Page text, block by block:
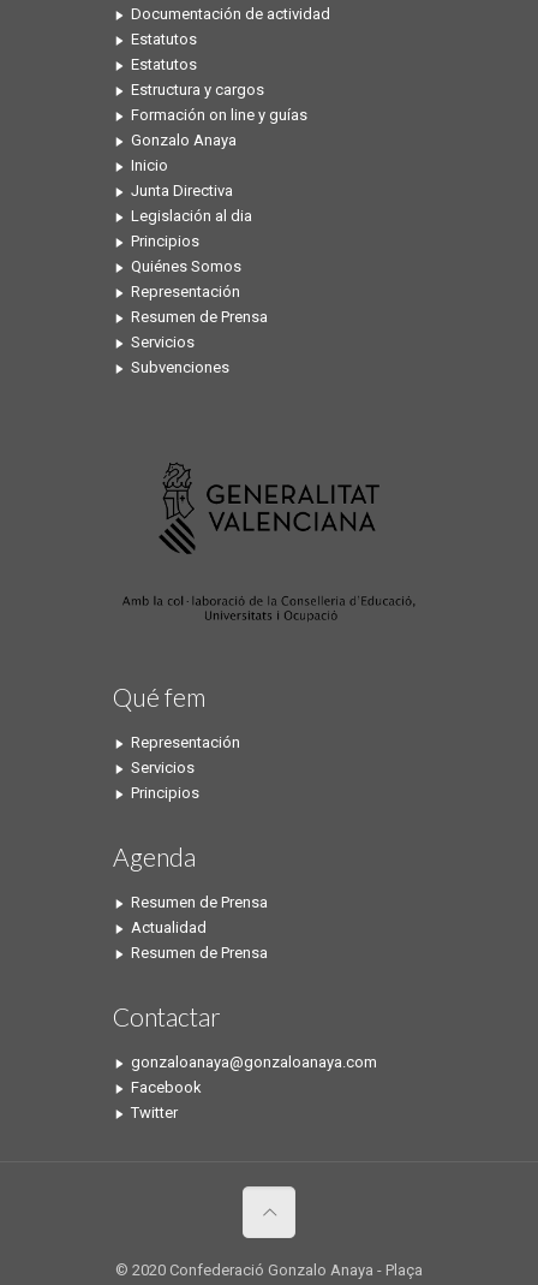
Documentación de actividad
Estatutos
Estatutos
Estructura y cargos
Formación on line y guías
Gonzalo Anaya
Inicio
Junta Directiva
Legislación al dia
Principios
Quiénes Somos
Representación
Resumen de Prensa
Servicios
Subvenciones
Qué fem
Representación
Servicios
Principios
Agenda
Resumen de Prensa
Actualidad
Resumen de Prensa
Contactar
gonzaloanaya@gonzaloanaya.com
Facebook
Twitter
© 2020 Confederació Gonzalo Anaya - Plaça